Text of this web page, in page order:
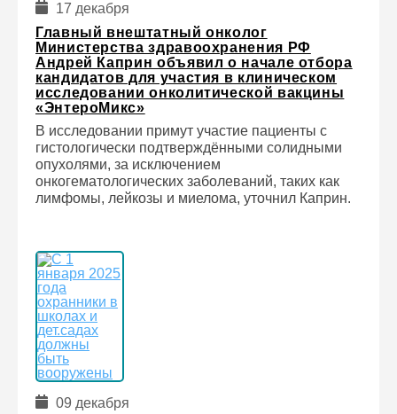
17 декабря
Главный внештатный онколог
Министерства здравоохранения РФ
Андрей Каприн объявил о начале отбора
кандидатов для участия в клиническом
исследовании онколитической вакцины
«ЭнтероМикс»
В исследовании примут участие пациенты с
гистологически подтверждёнными солидными
опухолями, за исключением
онкогематологических заболеваний, таких как
лимфомы, лейкозы и миелома, уточнил Каприн.
09 декабря